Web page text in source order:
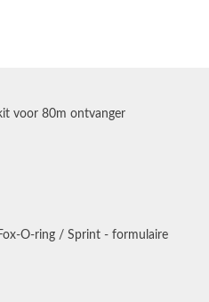
voor 80m ontvanger
O-ring / Sprint - formulaire